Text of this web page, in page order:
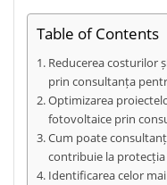
Table of Contents
Reducerea costurilor
prin consultanța
Optimizarea
fotovoltaice prin
Cum poate
contribuie la
Identificarea celor